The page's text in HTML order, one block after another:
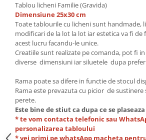
Tablou licheni Familie (Gravida)
Dimensiune 25x30 cm
Toate tablourile cu licheni sunt handmade,
modificari de la lot la lot iar estetica va fi de
acest lucru facandu-le unice.
Creatiile sunt realizate pe comanda, pot fi
diverse dimensiuni iar siluetele dupa
Rama poate sa difere in functie de stocul
Rama este prevazuta cu picior de sustinere
perete.
Este bine de stiut ca dupa ce se
* te vom contacta telefonic sau
personalizarea tabloului